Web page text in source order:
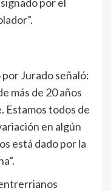
Jurado señaló:
más de 20 años
Estamos todos de
en algún
está dado por la